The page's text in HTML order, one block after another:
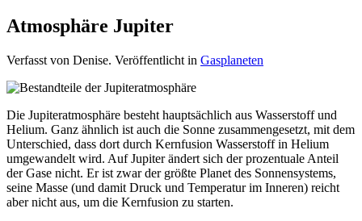
Atmosphäre Jupiter
Verfasst von Denise. Veröffentlicht in Gasplaneten
Die Jupiteratmosphäre besteht hauptsächlich aus Wasserstoff und
Helium. Ganz ähnlich ist auch die Sonne zusammengesetzt, mit dem
Unterschied, dass dort durch Kernfusion Wasserstoff in Helium
umgewandelt wird. Auf Jupiter ändert sich der prozentuale Anteil
der Gase nicht. Er ist zwar der größte Planet des Sonnensystems,
seine Masse (und damit Druck und Temperatur im Inneren) reicht
aber nicht aus, um die Kernfusion zu starten.